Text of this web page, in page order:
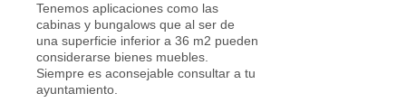
Tenemos aplicaciones como las
cabinas y bungalows que al ser de
una superficie inferior a 36 m2 pueden
considerarse bienes muebles.
Siempre es aconsejable consultar a tu
ayuntamiento.